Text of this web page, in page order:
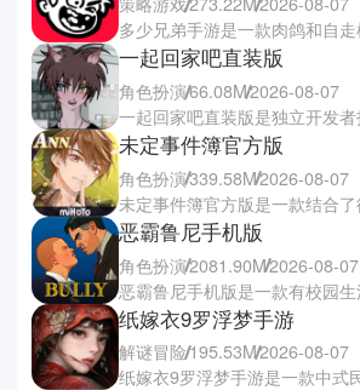
一起回家吧直装版
角色扮演66.08M2026-08-07
未定事件簿官方版
角色扮演339.58M2026-08-07
恶霸鲁尼手机版
角色扮演2081.90M2026-08-07
纸嫁衣9罗浮梦手游
解谜冒险195.53M2026-08-07